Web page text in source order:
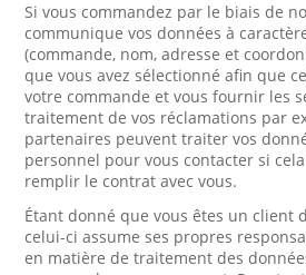
Si vous commandez par le biais de
communique vos données à
(commande, nom, adresse et
que vous avez sélectionné afin que
votre commande et vous fournir les
traitement de vos réclamations par
partenaires peuvent traiter vos
personnel pour vous contacter si
remplir le contrat avec vous.
Étant donné que vous êtes un client
celui-ci assume ses propres
en matière de traitement des